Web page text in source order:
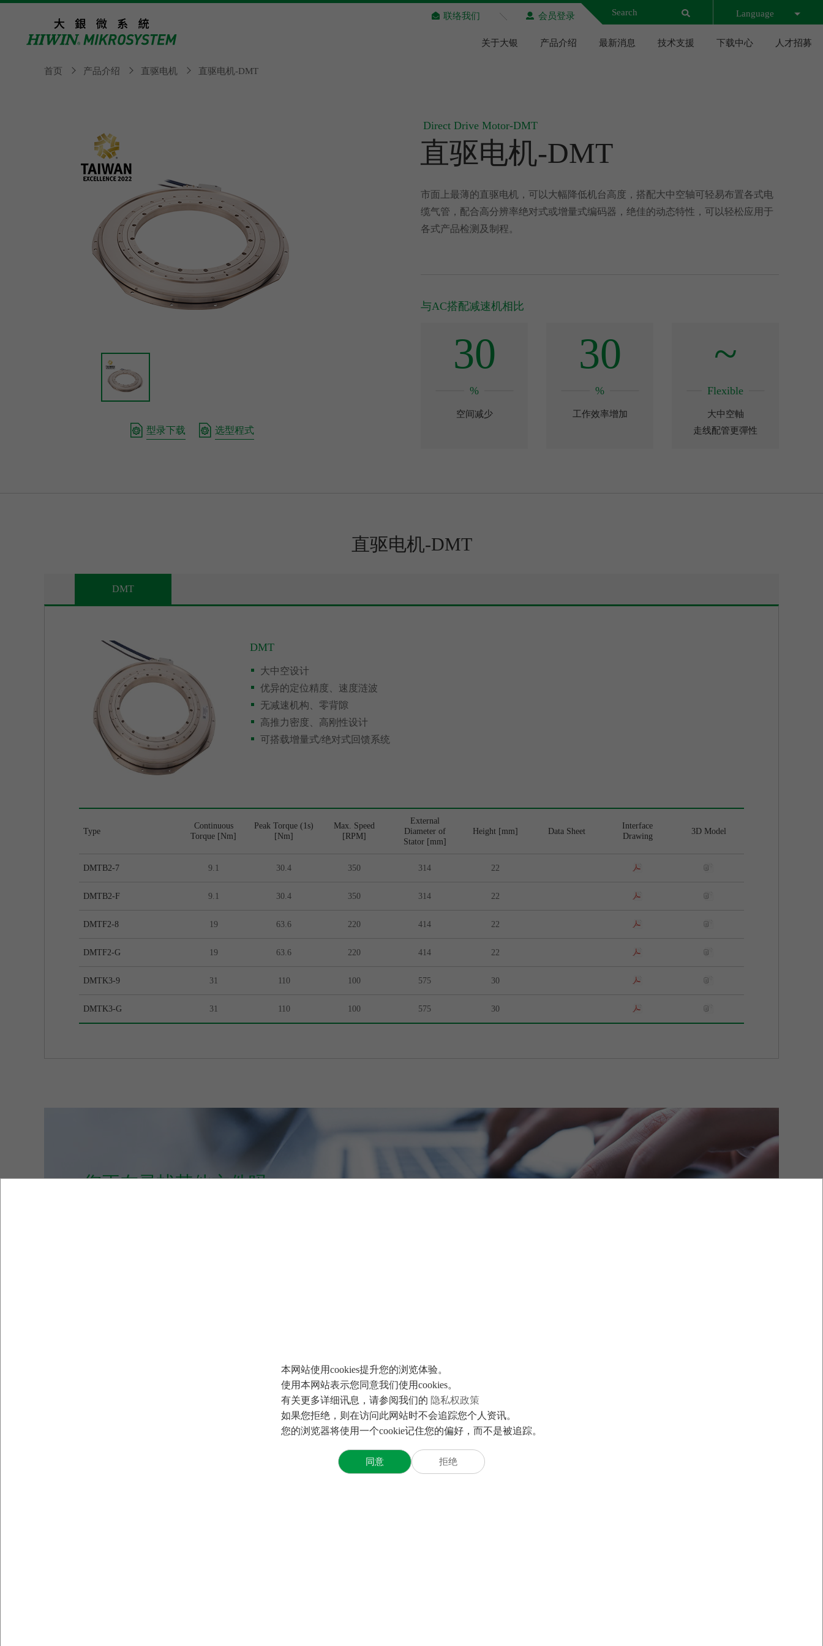
联络我们 会员登录 Language
关于大银 产品介绍 最新消息 技术支援 下载中心 人才招募
首页 产品介绍 直驱电机 直驱电机-DMT
型录下载 选型程式
Direct Drive Motor-DMT
直驱电机-DMT
市面上最薄的直驱电机，可以大幅降低机台高度，搭配大中空轴可轻易布置各式电
缆气管，配合高分辨率绝对式或增量式编码器，绝佳的动态特性，可以轻松应用于
各式产品检测及制程。
与AC搭配减速机相比
30
%
空间减少
30
%
工作效率增加
~
Flexible
大中空軸
走线配管更彈性
直驱电机-DMT
DMT
DMT
大中空设计
优异的定位精度、速度涟波
无减速机构、零背隙
高推力密度、高刚性设计
可搭载增量式/绝对式回馈系统
Type
Continuous
Torque [Nm]
Peak Torque (1s)
[Nm]
Max. Speed
[RPM]
External
Diameter of
Stator [mm]
Height [mm] Data Sheet
Interface
Drawing
3D Model
DMTB2-7 9.1 30.4 350 314 22
DMTB2-F 9.1 30.4 350 314 22
DMTF2-8 19 63.6 220 414 22
DMTF2-G 19 63.6 220 414 22
DMTK3-9 31 110 100 575 30
DMTK3-G 31 110 100 575 30
您正在寻找其他文件吗
最新消息
新闻中心
产品讯息
技术支援
工程计算
FAQ
人才招募
加入大银
学习发展
幸福大银
联络我们
本网站使用cookies提升您的浏览体验。
使用本网站表示您同意我们使用cookies。
有关更多详细讯息，请参阅我们的 隐私权政策
如果您拒绝，则在访问此网站时不会追踪您个人资讯。
您的浏览器将使用一个cookie记住您的偏好，而不是被追踪。